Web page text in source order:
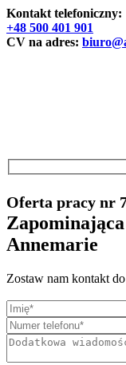
Kontakt telefoniczny:
+48 500 401 901
CV na adres:
Oferta pracy nr
Annemarie
Zostaw nam kontakt